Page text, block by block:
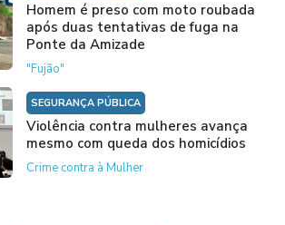
Homem é preso com moto roubada
após duas tentativas de fuga na
Ponte da Amizade
"Fujão"
SEGURANÇA PÚBLICA
Violência contra mulheres avança
mesmo com queda dos homicídios
Crime contra à Mulher